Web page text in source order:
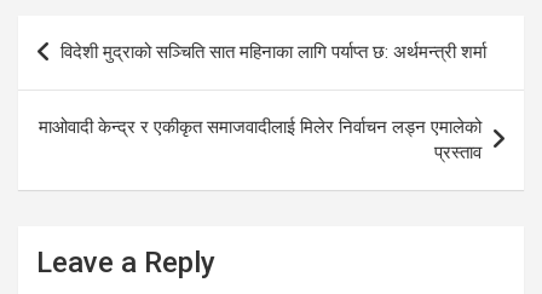
Post
navigation
विदेशी मुद्राको सञ्चिति सात महिनाका लागि पर्याप्त छ: अर्थमन्त्री शर्मा
माओवादी केन्द्र र एकीकृत समाजवादीलाई मिलेर निर्वाचन लड्न एमालेको
प्रस्ताव
Leave a Reply